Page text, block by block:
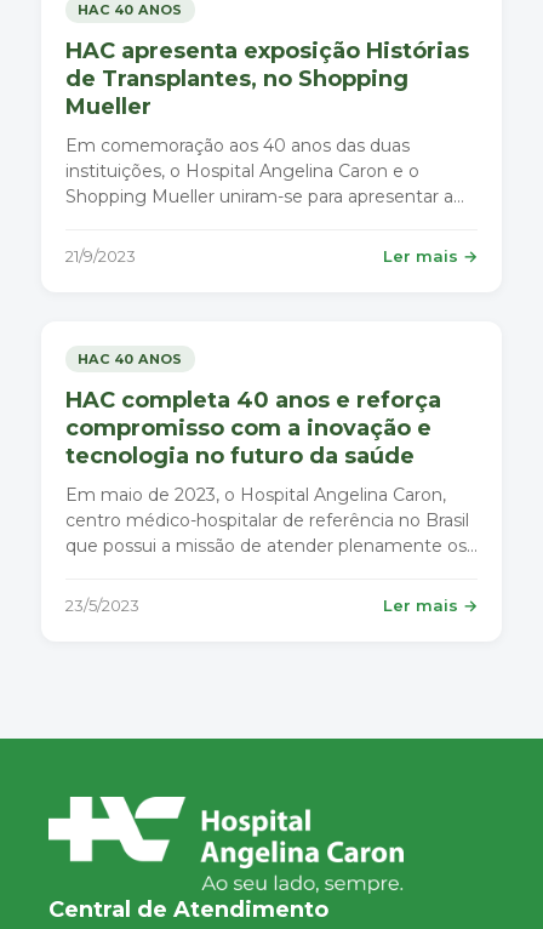
HAC 40 ANOS
HAC apresenta exposição Histórias
de Transplantes, no Shopping
Mueller
Em comemoração aos 40 anos das duas
instituições, o Hospital Angelina Caron e o
Shopping Mueller uniram-se para apresentar a
cada peça é fundamental para salvar vidas.
21/9/2023 Ler mais →
HAC 40 ANOS
HAC completa 40 anos e reforça
compromisso com a inovação e
tecnologia no futuro da saúde
Em maio de 2023, o Hospital Angelina Caron,
centro médico-hospitalar de referência no Brasil
que possui a missão de atender plenamente os
humanizada e integral, completa 40 anos e a
23/5/2023 Ler mais →
Central de Atendimento